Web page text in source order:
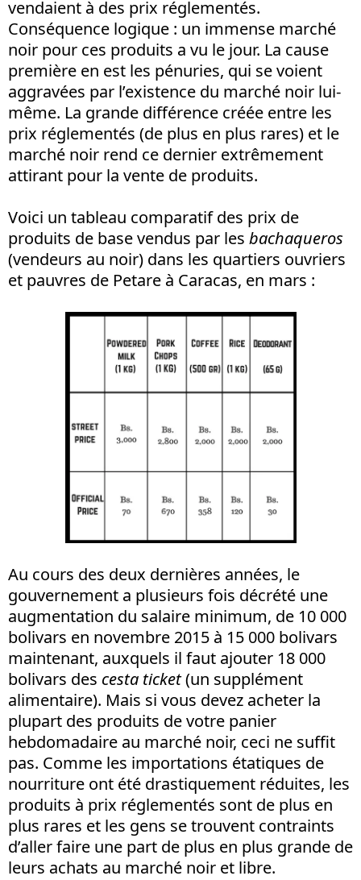
vendaient à des prix réglementés.
Conséquence logique : un immense marché
noir pour ces produits a vu le jour. La cause
première en est les pénuries, qui se voient
aggravées par l’existence du marché noir lui-
même. La grande différence créée entre les
prix réglementés (de plus en plus rares) et le
marché noir rend ce dernier extrêmement
attirant pour la vente de produits.
Voici un tableau comparatif des prix de
produits de base vendus par les bachaqueros
(vendeurs au noir) dans les quartiers ouvriers
et pauvres de Petare à Caracas, en mars :
Au cours des deux dernières années, le
gouvernement a plusieurs fois décrété une
augmentation du salaire minimum, de 10 000
bolivars en novembre 2015 à 15 000 bolivars
maintenant, auxquels il faut ajouter 18 000
bolivars des cesta ticket(un supplément
alimentaire). Mais si vous devez acheter la
plupart des produits de votre panier
hebdomadaire au marché noir, ceci ne suffit
pas. Comme les importations étatiques de
nourriture ont été drastiquement réduites, les
produits à prix réglementés sont de plus en
plus rares et les gens se trouvent contraints
d’aller faire une part de plus en plus grande de
leurs achats au marché noir et libre.